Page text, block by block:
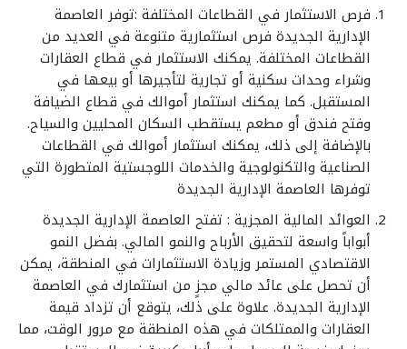
فرص الاستثمار في القطاعات المختلفة :توفر العاصمة
الإدارية الجديدة فرص استثمارية متنوعة في العديد من
القطاعات المختلفة. يمكنك الاستثمار في قطاع العقارات
وشراء وحدات سكنية أو تجارية لتأجيرها أو بيعها في
المستقبل. كما يمكنك استثمار أموالك في قطاع الضيافة
وفتح فندق أو مطعم يستقطب السكان المحليين والسياح.
بالإضافة إلى ذلك، يمكنك استثمار أموالك في القطاعات
الصناعية والتكنولوجية والخدمات اللوجستية المتطورة التي
توفرها العاصمة الإدارية الجديدة
العوائد المالية المجزية : تفتح العاصمة الإدارية الجديدة
أبواباً واسعة لتحقيق الأرباح والنمو المالي. بفضل النمو
الاقتصادي المستمر وزيادة الاستثمارات في المنطقة، يمكن
أن تحصل على عائد مالي مجزٍ من استثمارك في العاصمة
الإدارية الجديدة. علاوة على ذلك، يتوقع أن تزداد قيمة
العقارات والممتلكات في هذه المنطقة مع مرور الوقت، مما